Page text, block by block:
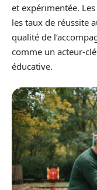
et expérimentée.
les taux de réussite
qualité de
comme un acteur-
éducative.